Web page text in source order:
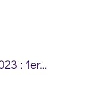
: 1er...